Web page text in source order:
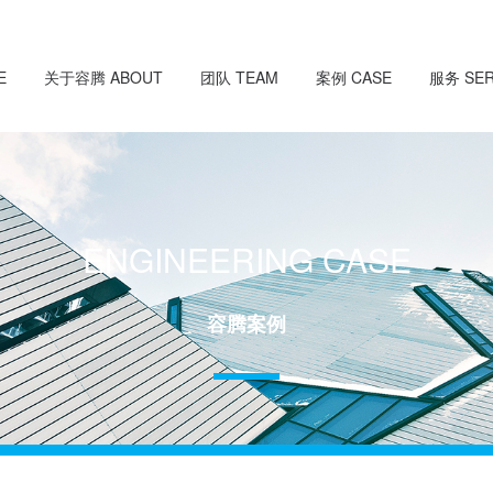
关于容腾 ABOUT 团队 TEAM 案例 CASE 服务
ENGINEERING CASE
容腾案例